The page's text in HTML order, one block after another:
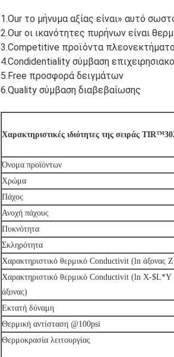
1.Our το μήνυμα αξίας είναι» αυτό
2.Our οι ικανότητες πυρήνων είναι
3.Competitive προϊόντα
4.Condidentiality σύμβαση
5.Free προσφορά δειγμάτων
6.Quality σύμβαση διαβεβαίωσης
Χαρακτηριστικές ιδιότητες της σειράς
Όνομα προϊόντων
Χρώμα
Πάχος
Ανοχή πάχους
Πυκνότητα
Σκληρότητα
Χαρακτηριστικό θερμικό Conductivit (ln άξονας
Χαρακτηριστικό θερμικό Conductivit (ln X-$L*Y
άξονας)
Εκτατή δύναμη
Θερμική αντίσταση @100psi
Θερμοκρασία λειτουργίας